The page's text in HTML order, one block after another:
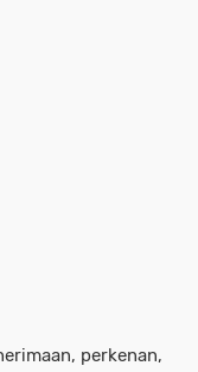
perkenan,